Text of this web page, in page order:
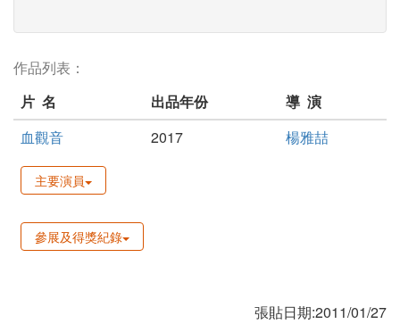
作品列表：
片 名
出品年份
導 演
血觀音
2017 楊雅喆
主要演員
參展及得獎紀錄
張貼日期:2011/01/27